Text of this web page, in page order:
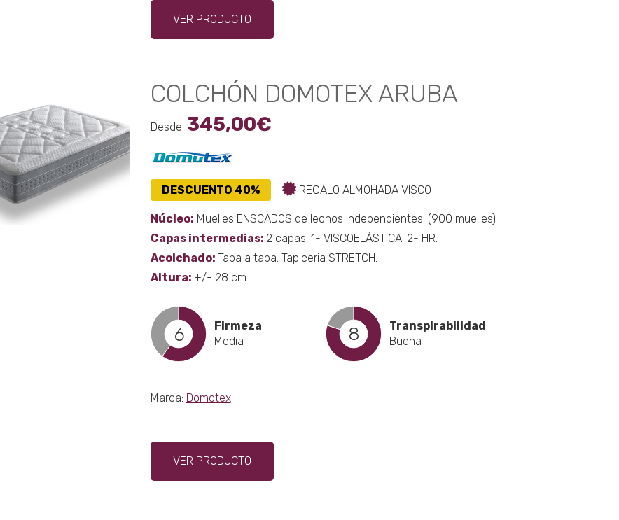
VER PRODUCTO
Este
tiene
Las
de
producto
COLCHÓN DOMOTEX ARUBA
Desde: 345,00€
DESCUENTO 40% REGALO ALMOHADA VISCO
Núcleo: Muelles ENSCADOS de lechos independientes. (900 muelles)
Capas intermedias: 2 capas: 1- VISCOELÁSTICA. 2- HR.
Acolchado: Tapa a tapa. Tapiceria STRETCH.
Altura: +/- 28 cm
6
Firmeza
Media
8
Transpirabilidad
Buena
Marca: Domotex
VER PRODUCTO
Este
tiene